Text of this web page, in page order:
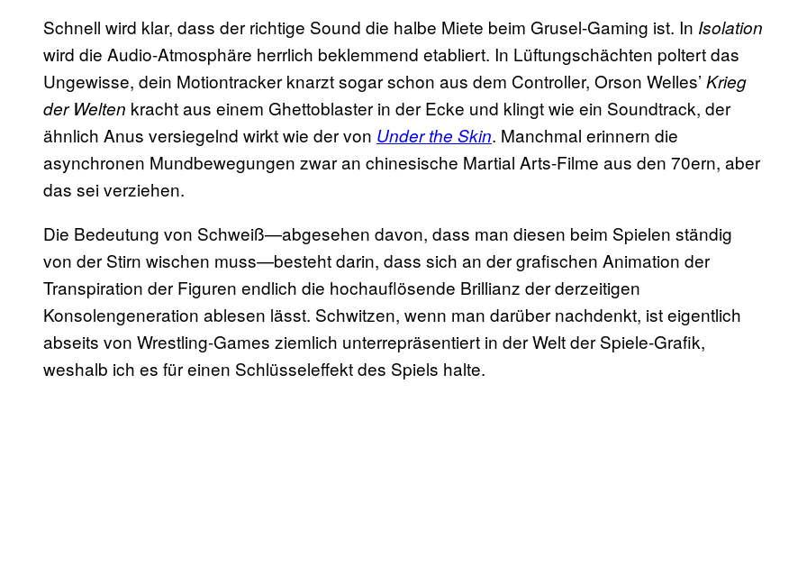
Schnell wird klar, dass der richtige Sound die halbe Miete beim Grusel-Gaming ist. In Isolation
wird die Audio-Atmosphäre herrlich beklemmend etabliert. In Lüftungschächten poltert das
Ungewisse, dein Motiontracker knarzt sogar schon aus dem Controller, Orson Welles’ Krieg
der Welten kracht aus einem Ghettoblaster in der Ecke und klingt wie ein Soundtrack, der
ähnlich Anus versiegelnd wirkt wie der von Under the Skin. Manchmal erinnern die
asynchronen Mundbewegungen zwar an chinesische Martial Arts-Filme aus den 70ern, aber
das sei verziehen.
Die Bedeutung von Schweiß—abgesehen davon, dass man diesen beim Spielen ständig
von der Stirn wischen muss—besteht darin, dass sich an der grafischen Animation der
Transpiration der Figuren endlich die hochauflösende Brillianz der derzeitigen
Konsolengeneration ablesen lässt. Schwitzen, wenn man darüber nachdenkt, ist eigentlich
abseits von Wrestling-Games ziemlich unterrepräsentiert in der Welt der Spiele-Grafik,
weshalb ich es für einen Schlüsseleffekt des Spiels halte.